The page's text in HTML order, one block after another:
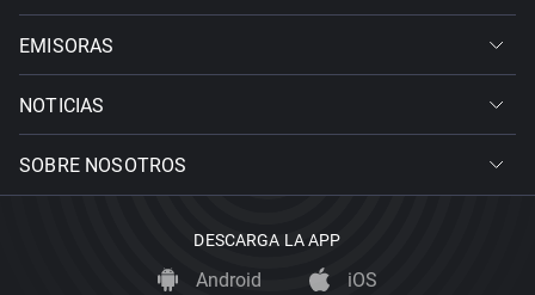
EMISORAS
NOTICIAS
SOBRE NOSOTROS
DESCARGA LA APP
Android iOS